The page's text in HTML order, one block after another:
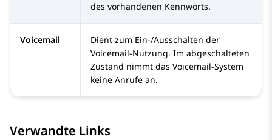
des vorhandenen Kennworts.
Voicemail
Dient zum Ein-/Ausschalten der
Voicemail-Nutzung. Im abgeschalteten
Zustand nimmt das Voicemail-System
keine Anrufe an.
Verwandte Links